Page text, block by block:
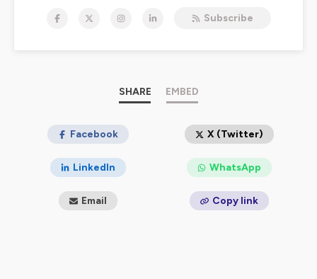
retrouver du temps pour toi et installer plus d’harmonie à la
sereines. Je te partagerais aussi mon expérience en classe de
maternelle, des découvertes apprises en formations et des
temps à l'école et à la maison.
Abonne-toi
et soutiens le podcast avec ⭐⭐⭐⭐⭐
Tu veux aller plus loin? RDV ici: Offres en
Papotons:
Subscribe
SHARE EMBED
Facebook X (Twitter)
LinkedIn WhatsApp
Email Copy link